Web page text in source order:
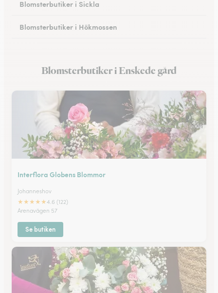
Blomsterbutiker i Sickla
Blomsterbutiker i Hökmossen
Blomsterbutiker i Solna
Blomsterbutiker i Enskede gård
Interflora Globens Blommor
Johanneshov
★★★★★4.6 (122)
Arenavägen 57
Se butiken